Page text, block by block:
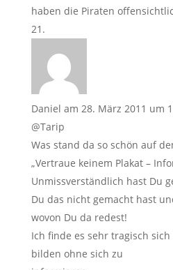
haben die Piraten
Daniel am 28. März 2011 um
@Tarip
Was stand da so schön auf
„Vertraue keinem Plakat –
Unmissverständlich hast Du
Du das nicht gemacht hast
wovon Du da redest!
Ich finde es sehr tragisch
bilden ohne sich zu